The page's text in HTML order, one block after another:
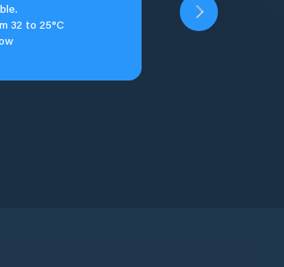
32 to 25°C